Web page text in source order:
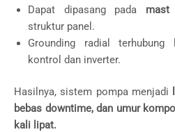
Dapat dipasang pada mast
struktur panel.
Grounding radial terhubung
kontrol dan inverter.
Hasilnya, sistem pompa menjadi
bebas downtime, dan umur
kali lipat.